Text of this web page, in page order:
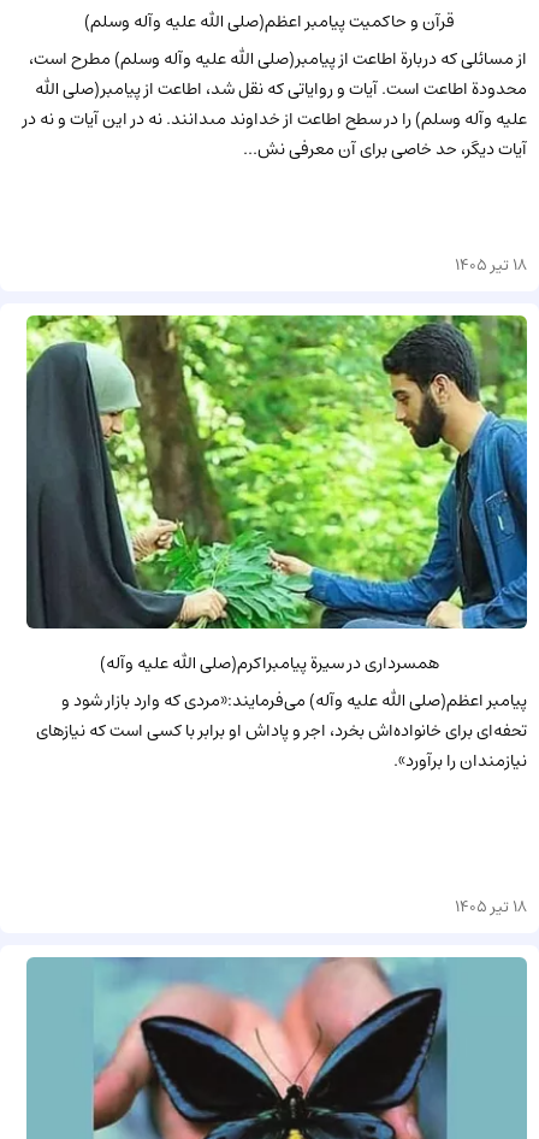
قرآن و حاکمیت پیامبر اعظم‏(صلى الله علیه وآله وسلم)
از مسائلى که دربارة اطاعت از پیامبر(صلى الله علیه وآله وسلم) مطرح است،
محدودة اطاعت است. آیات و روایاتى که نقل شد، اطاعت از پیامبر(صلى الله
علیه وآله وسلم) را در سطح اطاعت از خداوند مى‏دانند. نه در این آیات و نه در
آیات دیگر، حد خاصى براى آن معرفى نش...
18 تیر 1405
همسرداری در سیرة پیامبراکرم(صلی الله علیه وآله)
پیامبر اعظم(صلی الله علیه وآله) می‌فرمایند:«مردی که وارد بازار شود و
تحفه‌ای برای خانواده‌اش بخرد، اجر و پاداش او برابر با کسی است که نیازهای
نیازمندان را برآورد».
18 تیر 1405